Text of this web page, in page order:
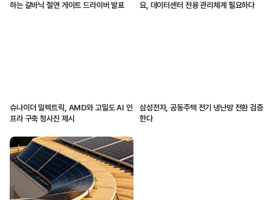
하는 갈바닉 절연 게이트 드라이버 발표
요, 데이터센터 전용 관리체계 필요하다
슈나이더 일렉트릭, AMD와 고밀도 AI 인
프라 구축 청사진 제시
삼성전자, 공동주택 전기 냉난방 전환 검증
한다